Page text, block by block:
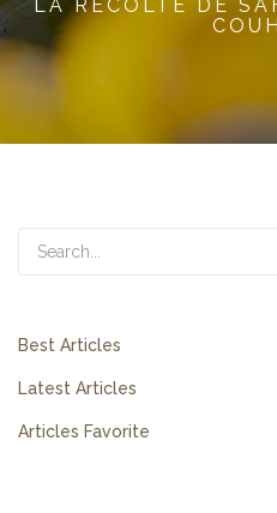
LA RÉCOLTE DE
Best Articles
Latest Articles
Articles Favorite